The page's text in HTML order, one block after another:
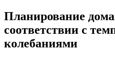
Планирование
соответствии с
колебаниями